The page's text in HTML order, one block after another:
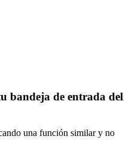
bandeja de entrada del
una función similar y no